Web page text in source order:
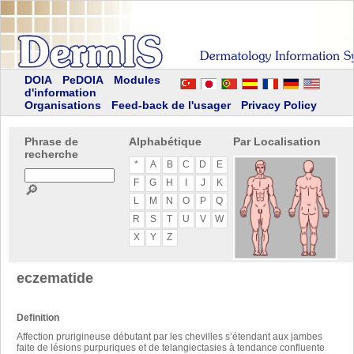
DOIA PeDOIA
Modules
d'information
Organisations
Feed-back de l'usager Privacy Policy
Phrase de
recherche
🔎
Alphabétique
* A B C D
E
F
G H J
K
L
M N O P
Q
R
S T U V
W
X
Y Z
Par Localisation
eczematide
Definition
Affection prurigineuse débutant par les chevilles s’étendant aux jambes
faite de lésions purpuriques et de telangiectasies à tendance confluente